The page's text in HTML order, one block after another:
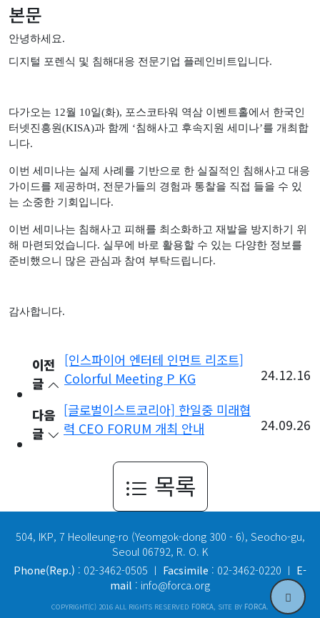
본문
안녕하세요.
디지털 포렌식 및 침해대응 전문기업 플레인비트입니다.
다가오는 12월 10일(화), 포스코타워 역삼 이벤트홀에서 한국인
터넷진흥원(KISA)과 함께 ‘침해사고 후속지원 세미나’를 개최합
니다.
이번 세미나는 실제 사례를 기반으로 한 실질적인 침해사고 대응
가이드를 제공하며 , 전문가들의 경험과 통찰을 직접 들을 수 있
는 소중한 기회입니다.
이번 세미나는 침해사고 피해를 최소화하고 재발을 방지하기 위
해 마련되었습니다. 실무에 바로 활용할 수 있는 다양한 정보를
준비했으니 많은 관심과 참여 부탁드립니다.
감사합니다.
이전
글
[인스파이어 엔터테 인먼트 리조트]
Colorful Meeting P KG
24.12.16
다음
글
[글로벌이스트코리아] 한일중 미래협
력 CEO FORUM 개최 안내
24.09.26
목록
504, IKP, 7 Heolleung-ro (Yeomgok-dong 300 - 6), Seocho-gu,
Seoul 06792, R. O. K
Phone(Rep.) : 02-3462-0505 ㅣ Facsimile : 02-3462-0220 ㅣ E-
mail : info@forca.org
COPYRIGHT(C) 2016 ALL RIGHTS RESERVED FORCA, SITE BY FORCA.